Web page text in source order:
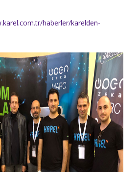
haberler/karelden-